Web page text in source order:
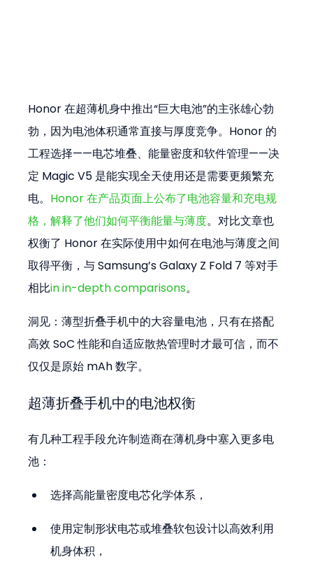
Honor 在超薄机身中推出“巨大电池”的主张雄心勃
勃，因为电池体积通常直接与厚度竞争。Honor 的
工程选择——电芯堆叠、能量密度和软件管理——决
定 Magic V5 是能实现全天使用还是需要更频繁充
电。 Honor 在产品页面上公布了电池容量和充电规
格，解释了他们如何平衡能量与薄度。对比文章也
权衡了 Honor 在实际使用中如何在电池与薄度之间
取得平衡，与 Samsung’s Galaxy Z Fold 7 等对手
相比in in-depth comparisons。
洞见：薄型折叠手机中的大容量电池，只有在搭配
高效 SoC 性能和自适应散热管理时才最可信，而不
仅仅是原始 mAh 数字。
超薄折叠手机中的电池权衡
有几种工程手段允许制造商在薄机身中塞入更多电
池：
选择高能量密度电芯化学体系，
使用定制形状电芯或堆叠软包设计以高效利用
机身体积，